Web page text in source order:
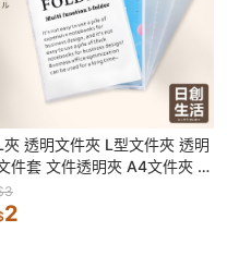
夾 透明文件夾 L型文件夾 透明
件套 文件透明夾 A4文件夾 透
夾 考卷夾 檔案夾 L資料夾
2